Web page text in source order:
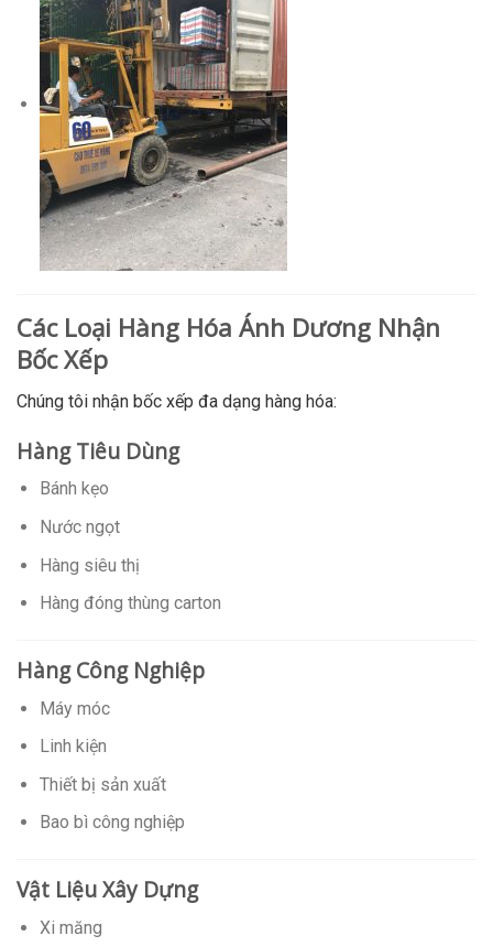
Các Loại Hàng Hóa Ánh Dương Nhận
Bốc Xếp
Chúng tôi nhận bốc xếp đa dạng hàng hóa:
Hàng Tiêu Dùng
Bánh kẹo
Nước ngọt
Hàng siêu thị
Hàng đóng thùng carton
Hàng Công Nghiệp
Máy móc
Linh kiện
Thiết bị sản xuất
Bao bì công nghiệp
Vật Liệu Xây Dựng
Xi măng